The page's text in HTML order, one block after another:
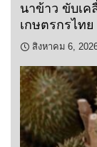
นาข้าว ขับเค
เกษตรกรไทย
สิงหาคม 6,